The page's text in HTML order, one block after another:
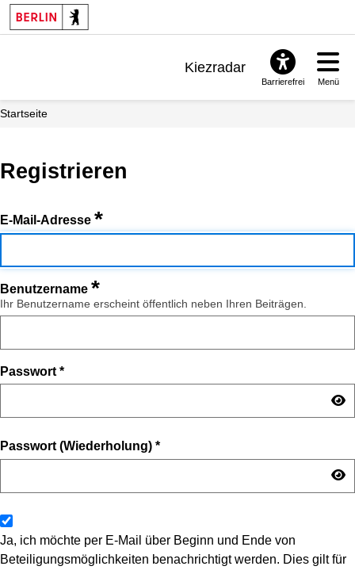
Kiezradar
Barrierefrei Menü
Startseite
Registrieren
E-Mail-Adresse *
Benutzername *
Ihr Benutzername erscheint öffentlich neben Ihren Beiträgen.
Passwort *
Passwort (Wiederholung) *
Ja, ich möchte per E-Mail über Beginn und Ende von
Beteiligungsmöglichkeiten benachrichtigt werden. Dies gilt für